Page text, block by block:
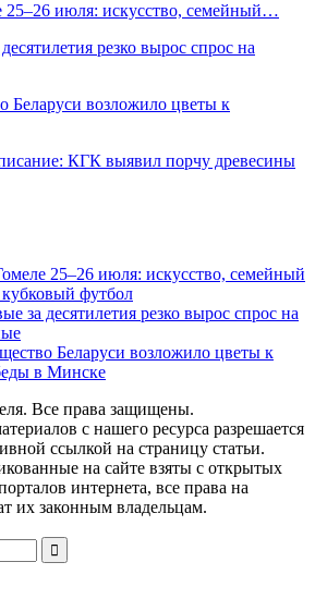
25–26 июля: искусство, семейный…
резко вырос спрос на
Беларуси возложило цветы к
КГК выявил порчу древесины
25–26 июля: искусство, семейный
футбол
за десятилетия резко вырос спрос на
Беларуси возложило цветы к
в Минске
Все права защищены.
с нашего ресурса разрешается
ссылкой на страницу статьи.
на сайте взяты с открытых
интернета, все права на
их законным владельцам.